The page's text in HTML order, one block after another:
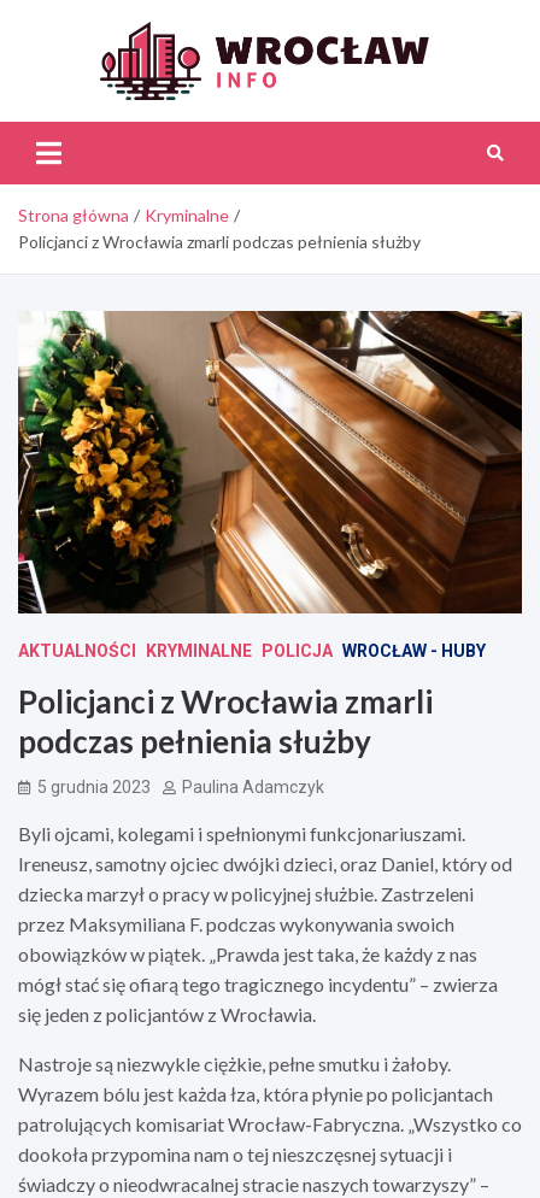
Strona główna
Kryminalne
Policjanci z Wrocławia zmarli podczas pełnienia służby
AKTUALNOŚCI KRYMINALNE POLICJA WROCŁAW - HUBY
Policjanci z Wrocławia zmarli
podczas pełnienia służby
5 grudnia 2023 Paulina Adamczyk
Byli ojcami, kolegami i spełnionymi funkcjonariuszami.
Ireneusz, samotny ojciec dwójki dzieci, oraz Daniel, który od
dziecka marzył o pracy w policyjnej służbie. Zastrzeleni
przez Maksymiliana F. podczas wykonywania swoich
obowiązków w piątek. „Prawda jest taka, że każdy z nas
mógł stać się ofiarą tego tragicznego incydentu” – zwierza
się jeden z policjantów z Wrocławia.
Nastroje są niezwykle ciężkie, pełne smutku i żałoby.
Wyrazem bólu jest każda łza, która płynie po policjantach
patrolujących komisariat Wrocław-Fabryczna. „Wszystko co
dookoła przypomina nam o tej nieszczęsnej sytuacji i
świadczy o nieodwracalnej stracie naszych towarzyszy” –